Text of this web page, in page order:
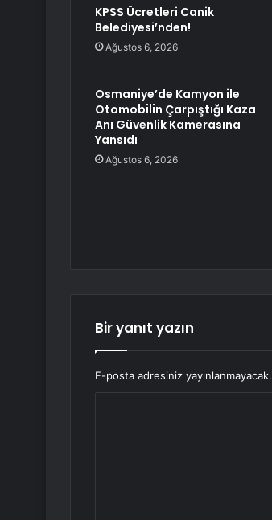
KPSS Ücretleri Canik
Belediyesi’nden!
Ağustos 6, 2026
Osmaniye’de Kamyon ile
Otomobilin Çarpıştığı Kaza
Anı Güvenlik Kamerasına
Yansıdı
Ağustos 6, 2026
Bir yanıt yazın
E-posta adresiniz yayınlanmayacak.